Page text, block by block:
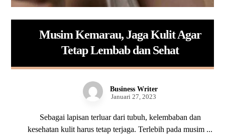
Musim Kemarau, Jaga Kulit Agar
Tetap Lembab dan Sehat
Business Writer
Januari 27, 2023
Sebagai lapisan terluar dari tubuh, kelembaban dan
kesehatan kulit harus tetap terjaga. Terlebih pada musim ...